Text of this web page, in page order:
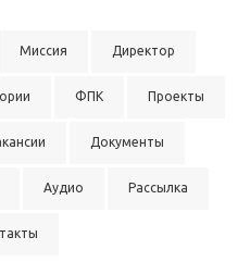
Миссия Директор
ФПК Проекты
Документы
Аудио Рассылка